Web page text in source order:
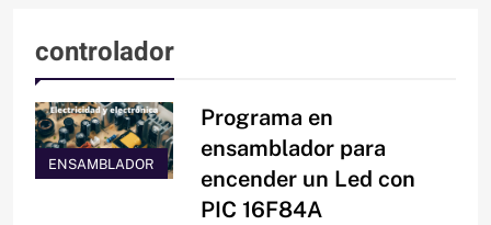
controlador
ENSAMBLADOR
Programa en
ensamblador para
encender un Led con
PIC 16F84A